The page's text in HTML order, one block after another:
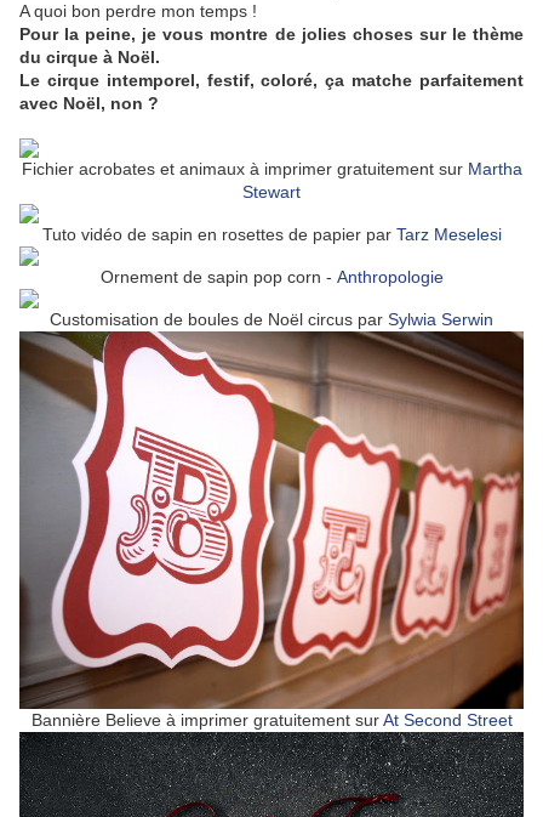
A quoi bon perdre mon temps !
Pour la peine, je vous montre de jolies choses sur le thème
du cirque à Noël.
Le cirque intemporel, festif, coloré, ça matche parfaitement
avec Noël, non ?
Fichier acrobates et animaux à imprimer gratuitement sur Martha
Stewart
Tuto vidéo de sapin en rosettes de papier par Tarz Meselesi
Ornement de sapin pop corn - Anthropologie
Customisation de boules de Noël circus par Sylwia Serwin
Bannière Believe à imprimer gratuitement surAt Second Street